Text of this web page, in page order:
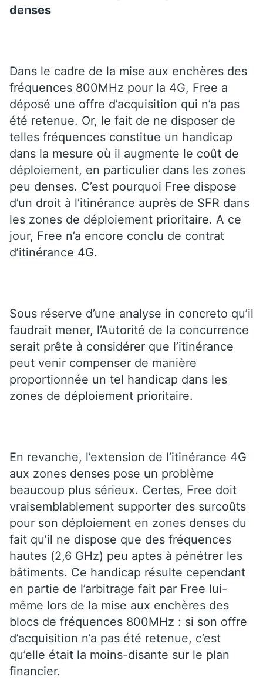
denses
Dans le cadre de la mise aux enchères des
fréquences 800MHz pour la 4G, Free a
déposé une offre d’acquisition qui n’a pas
été retenue. Or, le fait de ne disposer de
telles fréquences constitue un handicap
dans la mesure où il augmente le coût de
déploiement, en particulier dans les zones
peu denses. C’est pourquoi Free dispose
d’un droit à l’itinérance auprès de SFR dans
les zones de déploiement prioritaire. A ce
jour, Free n’a encore conclu de contrat
d’itinérance 4G.
Sous réserve d’une analyse in concreto qu’il
faudrait mener, l’Autorité de la concurrence
serait prête à considérer que l’itinérance
peut venir compenser de manière
proportionnée un tel handicap dans les
zones de déploiement prioritaire.
En revanche, l’extension de l’itinérance 4G
aux zones denses pose un problème
beaucoup plus sérieux. Certes, Free doit
vraisemblablement supporter des surcoûts
pour son déploiement en zones denses du
fait qu’il ne dispose que des fréquences
hautes (2,6 GHz) peu aptes à pénétrer les
bâtiments. Ce handicap résulte cependant
en partie de l’arbitrage fait par Free lui-
même lors de la mise aux enchères des
blocs de fréquences 800MHz : si son offre
d’acquisition n’a pas été retenue, c’est
qu’elle était la moins-disante sur le plan
financier.